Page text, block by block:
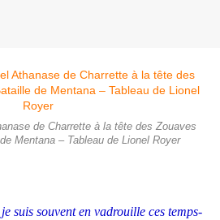
de Charrette à la tête des Zouaves
Mentana – Tableau de Lionel Royer
suis souvent en vadrouille ces temps-